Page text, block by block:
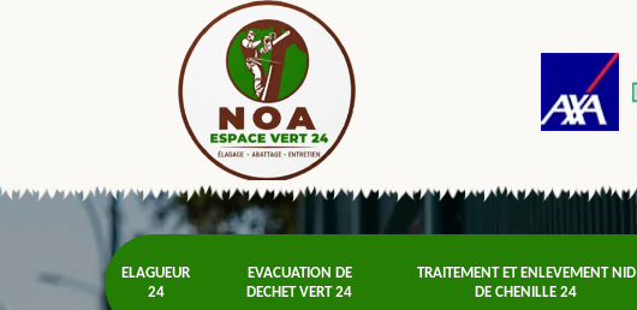
ELAGUEUR
24
EVACUATION DE
DECHET VERT 24
TRAITEMENT ET ENLEVEMENT NID
DE CHENILLE 24